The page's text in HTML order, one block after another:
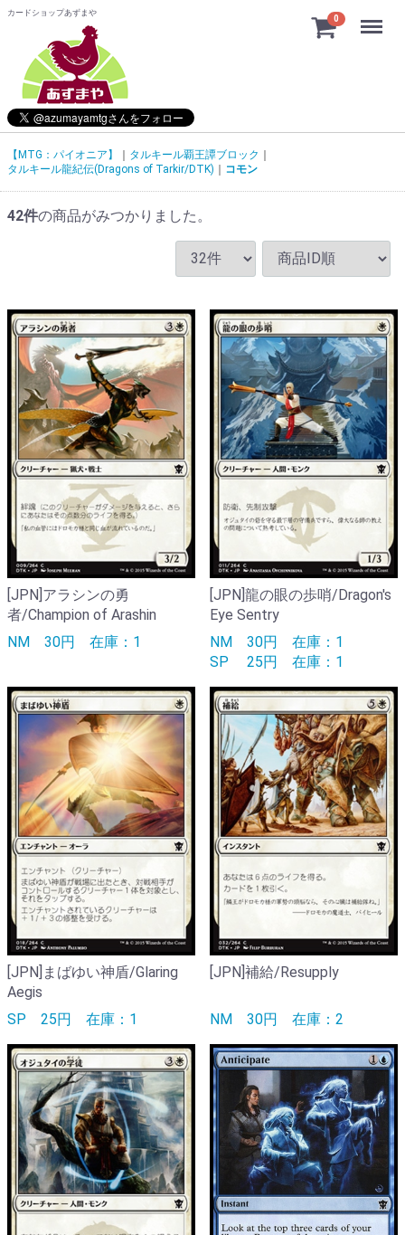
カードショップあずまや
0 Menu
【MTG：パイオニア】
タルキール覇王譚ブロック
タルキール龍紀伝(Dragons of Tarkir/DTK)
コモン
42件の商品がみつかりました。
[JPN]アラシンの勇
者/Champion of Arashin
NM 30円 在庫：1
[JPN]龍の眼の歩哨/Dragon's
Eye Sentry
NM 30円 在庫：1
SP
25円 在庫：1
[JPN]まばゆい神盾/Glaring
Aegis
SP 25円 在庫：1
[JPN]補給/Resupply
NM 30円 在庫：2